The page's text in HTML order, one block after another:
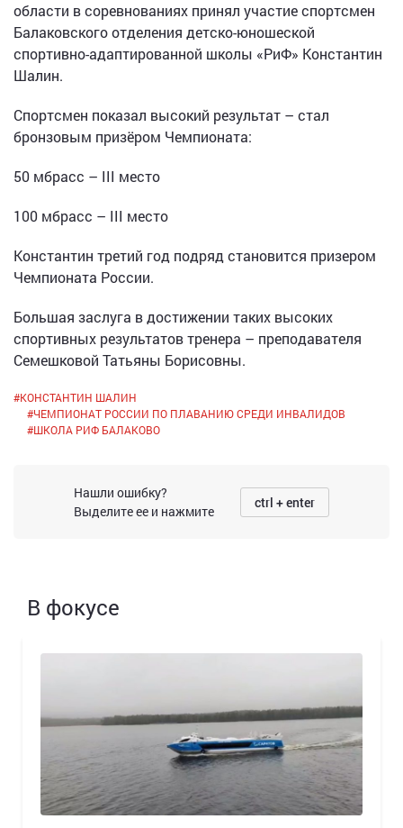
области в соревнованиях принял участие спортсмен
Балаковского отделения детско-юношеской
спортивно-адаптированной школы «РиФ» Константин
Шалин.
Спортсмен показал высокий результат – стал
бронзовым призёром Чемпионата:
50 мбрасс – III место
100 мбрасс – III место
Константин третий год подряд становится призером
Чемпионата России.
Большая заслуга в достижении таких высоких
спортивных результатов тренера – преподавателя
Семешковой Татьяны Борисовны.
#КОНСТАНТИН ШАЛИН
#ЧЕМПИОНАТ РОССИИ ПО ПЛАВАНИЮ СРЕДИ ИНВАЛИДОВ
#ШКОЛА РИФ БАЛАКОВО
Нашли ошибку?
Выделите ее и нажмите
ctrl + enter
В фокусе